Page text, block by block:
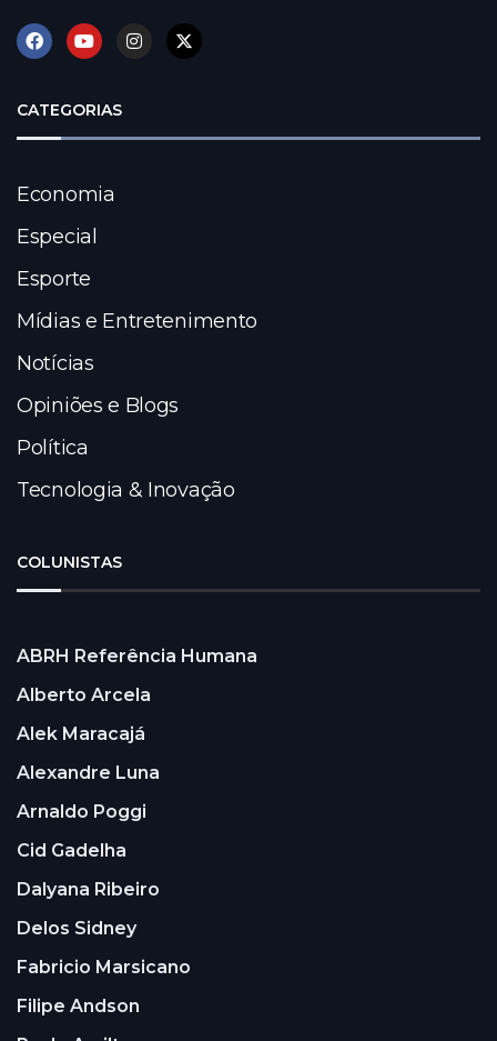
CATEGORIAS
Economia
Especial
Esporte
Mídias e Entretenimento
Notícias
Opiniões e Blogs
Política
Tecnologia & Inovação
COLUNISTAS
ABRH Referência Humana
Alberto Arcela
Alek Maracajá
Alexandre Luna
Arnaldo Poggi
Cid Gadelha
Dalyana Ribeiro
Delos Sidney
Fabricio Marsicano
Filipe Andson